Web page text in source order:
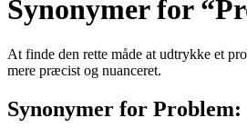
Synonymer for
At finde den rette måde at udtrykke et
mere præcist og nuanceret.
Synonymer for Problem: